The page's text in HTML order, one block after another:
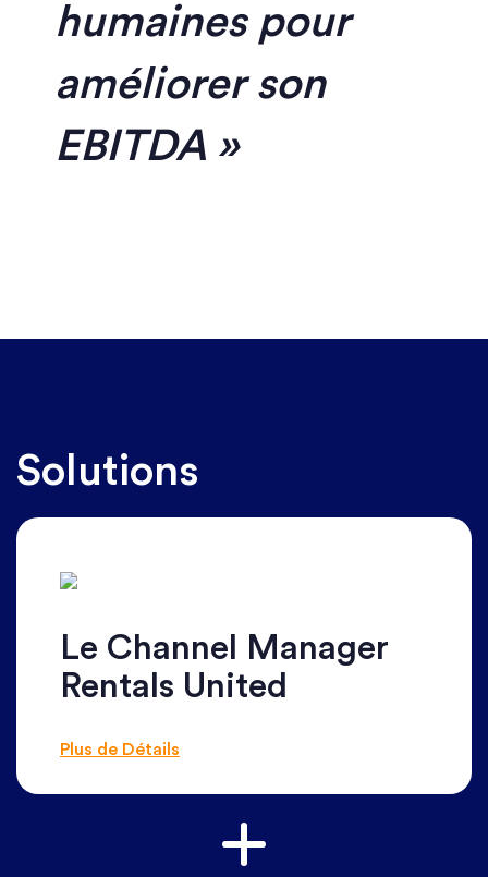
humaines pour
améliorer son
EBITDA
Solutions
Le Channel Manager
Rentals United
Plus de Détails